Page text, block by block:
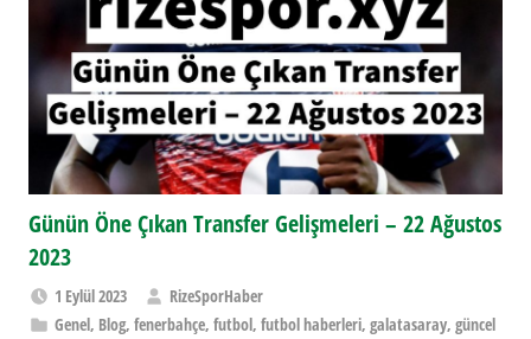
Günün Öne Çıkan Transfer Gelişmeleri – 22 Ağustos
2023
1 Eylül 2023
RizeSporHaber
Genel, Blog,fenerbahçe,futbol,futbol haberleri,galatasaray,güncel